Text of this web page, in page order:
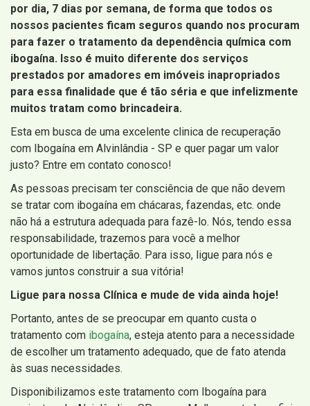
por dia, 7 dias por semana, de forma que todos os
nossos pacientes ficam seguros quando nos procuram
para fazer o tratamento da dependência química com
ibogaína. Isso é muito diferente dos serviços
prestados por amadores em imóveis inapropriados
para essa finalidade que é tão séria e que infelizmente
muitos tratam como brincadeira.
Esta em busca de uma excelente clinica de recuperação
com Ibogaína em Alvinlândia - SP e quer pagar um valor
justo? Entre em contato conosco!
As pessoas precisam ter consciência de que não devem
se tratar com ibogaína em chácaras, fazendas, etc. onde
não há a estrutura adequada para fazê-lo. Nós, tendo essa
responsabilidade, trazemos para você a melhor
oportunidade de libertação. Para isso, ligue para nós e
vamos juntos construir a sua vitória!
Ligue para nossa Clínica e mude de vida ainda hoje!
Portanto, antes de se preocupar em quanto custa o
tratamento com ibogaína, esteja atento para a necessidade
de escolher um tratamento adequado, que de fato atenda
às suas necessidades.
Disponibilizamos este tratamento com Ibogaína para